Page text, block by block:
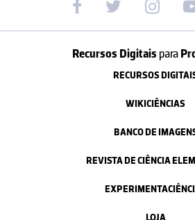
Recursos Digitais para
RECURSOS
WIKICIÊNCIAS
BANCO DE
REVISTA DE CIÊNCIA